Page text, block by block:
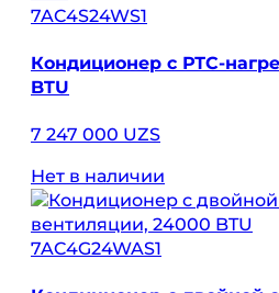
7AC4S24WS1
Кондиционер с РТС-
BTU
7 247 000 UZS
Нет в наличии
7AC4G24WAS1